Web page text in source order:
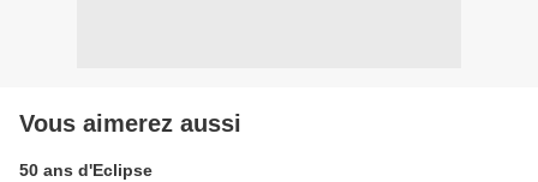
Vous aimerez aussi
50 ans d'Eclipse